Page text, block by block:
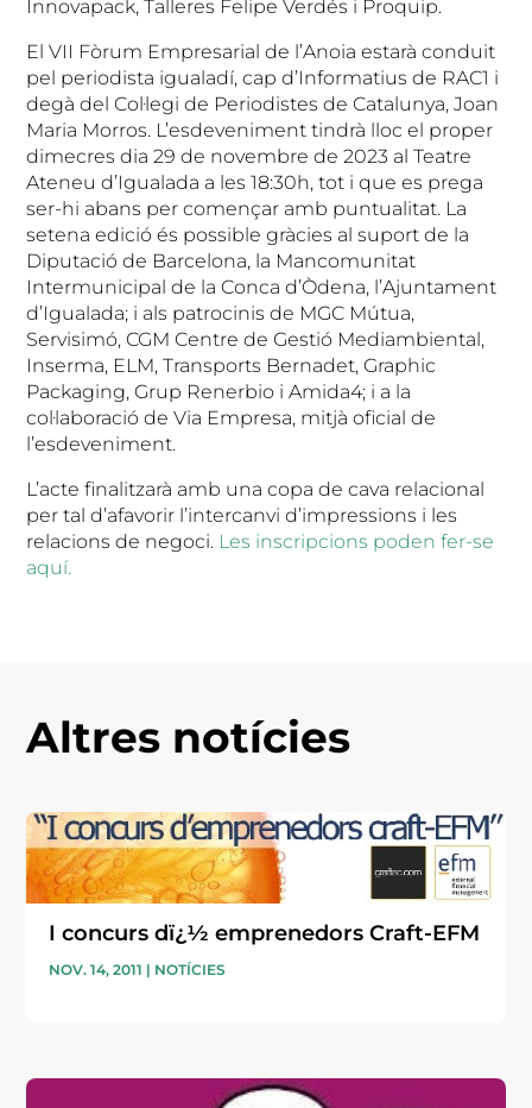
Innovapack, Talleres Felipe Verdés i Proquip.
El VII Fòrum Empresarial de l’Anoia estarà conduit
pel periodista igualadí, cap d’Informatius de RAC1 i
degà del Col·legi de Periodistes de Catalunya, Joan
Maria Morros. L’esdeveniment tindrà lloc el proper
dimecres dia 29 de novembre de 2023 al Teatre
Ateneu d’Igualada a les 18:30h, tot i que es prega
ser-hi abans per començar amb puntualitat. La
setena edició és possible gràcies al suport de la
Diputació de Barcelona, la Mancomunitat
Intermunicipal de la Conca d’Òdena, l’Ajuntament
d’Igualada; i als patrocinis de MGC Mútua,
Servisimó, CGM Centre de Gestió Mediambiental,
Inserma, ELM, Transports Bernadet, Graphic
Packaging, Grup Renerbio i Amida4; i a la
col·laboració de Via Empresa, mitjà oficial de
l’esdeveniment.
L’acte finalitzarà amb una copa de cava relacional
per tal d’afavorir l’intercanvi d’impressions i les
relacions de negoci. Les inscripcions poden fer-se
aquí.
Altres notícies
I concurs dï¿½ emprenedors Craft-EFM
NOV. 14, 2011 | NOTÍCIES